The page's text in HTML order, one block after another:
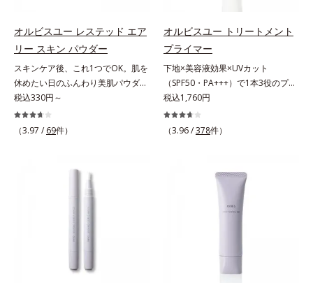
オルビスユー レステッド エア
リー スキン パウダー
スキンケア後、これ1つでOK。肌を
休めたい日のふんわり美肌パウダ
ー。ふんわり美肌が叶う、うるおい
パウダーです。3色の光を操るパウ
ダーがツヤと透明感を演出。ソフト
ー。ふんわり軽いつけごこちながら
美肌質感を叶えます。さらに花粉や
ちり・ホコリ、紫外線などの外的刺
激から肌をガードします。スキンケ
果。クレンジング不要で、紫外線吸
ー処方。肌を休ませたい日、リモー
税込330円～
（3.97 / 69件）
オルビスユー トリートメント
プライマー
下地×美容液効果×UVカット
（SPF50・PA+++）で1本3役のプラ
イマー。凹凸をつるんとなめらかに
(*1)整え、化粧ノリUPの高機能化粧
下地。“塗るたび高まる、素肌の美
る小ジワをカバーしてハリ肌に整え
る高機能化粧下地毛穴や小ジワの凹
凸をつるんとなめらかに(*1)。スキ
ンケア発想の化粧下地です。保湿成
クリームのようにぴたっと密着。乾
燥による小ジワを目立たなく(*1)
税込1,760円
（3.96 /378件）